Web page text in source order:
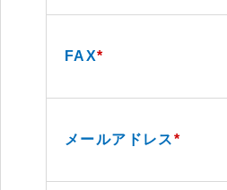
FAX*
メールアドレス*